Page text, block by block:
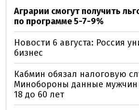
Аграрии смогут получить
по программе 5-7-9%
Новости 6 августа: Россия
бизнес
Кабмин обязал налоговую
Минобороны данные мужчин
18 до 60 лет